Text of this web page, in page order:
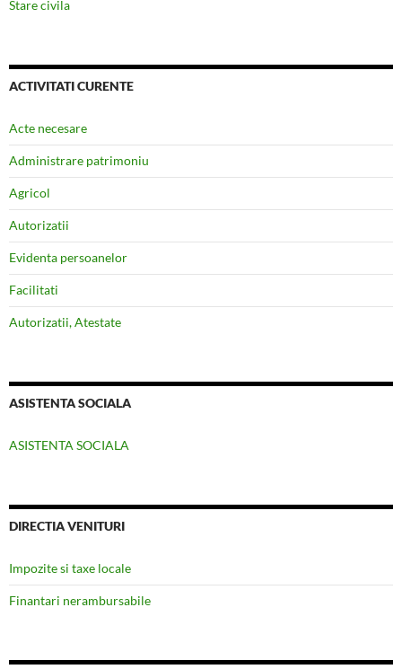
Stare civila
ACTIVITATI CURENTE
Acte necesare
Administrare patrimoniu
Agricol
Autorizatii
Evidenta persoanelor
Facilitati
Autorizatii, Atestate
ASISTENTA SOCIALA
ASISTENTA SOCIALA
DIRECTIA VENITURI
Impozite si taxe locale
Finantari nerambursabile